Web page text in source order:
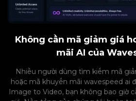
Không cần mã giảm giá
mãi AI của
Nhiều người dùng tìm kiếm mã
hoặc mã khuyến mãi wavespeed ai
Image to Video, bạn không bao giờ